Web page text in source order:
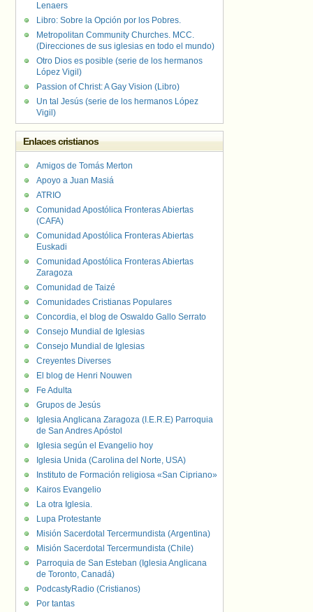
Lenaers
Libro: Sobre la Opción por los Pobres.
Metropolitan Community Churches. MCC.
(Direcciones de sus iglesias en todo el mundo)
Otro Dios es posible (serie de los hermanos
López Vigil)
Passion of Christ: A Gay Vision (Libro)
Un tal Jesús (serie de los hermanos López
Vigil)
Enlaces cristianos
Amigos de Tomás Merton
Apoyo a Juan Masiá
ATRIO
Comunidad Apostólica Fronteras Abiertas
(CAFA)
Comunidad Apostólica Fronteras Abiertas
Euskadi
Comunidad Apostólica Fronteras Abiertas
Zaragoza
Comunidad de Taizé
Comunidades Cristianas Populares
Concordia, el blog de Oswaldo Gallo Serrato
Consejo Mundial de Iglesias
Consejo Mundial de Iglesias
Creyentes Diverses
El blog de Henri Nouwen
Fe Adulta
Grupos de Jesús
Iglesia Anglicana Zaragoza (I.E.R.E) Parroquia
de San Andres Apóstol
Iglesia según el Evangelio hoy
Iglesia Unida (Carolina del Norte, USA)
Instituto de Formación religiosa «San Cipriano»
Kairos Evangelio
La otra Iglesia.
Lupa Protestante
Misión Sacerdotal Tercermundista (Argentina)
Misión Sacerdotal Tercermundista (Chile)
Parroquia de San Esteban (Iglesia Anglicana
de Toronto, Canadá)
PodcastyRadio (Cristianos)
Por tantas